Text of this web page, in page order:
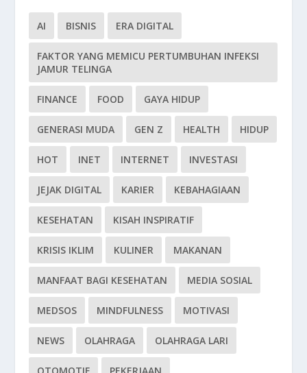
AI BISNIS ERA DIGITAL
FAKTOR YANG MEMICU PERTUMBUHAN INFEKSI
JAMUR TELINGA
FINANCE FOOD GAYA HIDUP
GENERASI MUDA GEN Z HEALTH HIDUP
HOT INET INTERNET INVESTASI
JEJAK DIGITAL KARIER KEBAHAGIAAN
KESEHATAN KISAH INSPIRATIF
KRISIS IKLIM KULINER MAKANAN
MANFAAT BAGI KESEHATAN MEDIA SOSIAL
MEDSOS MINDFULNESS MOTIVASI
NEWS OLAHRAGA OLAHRAGA LARI